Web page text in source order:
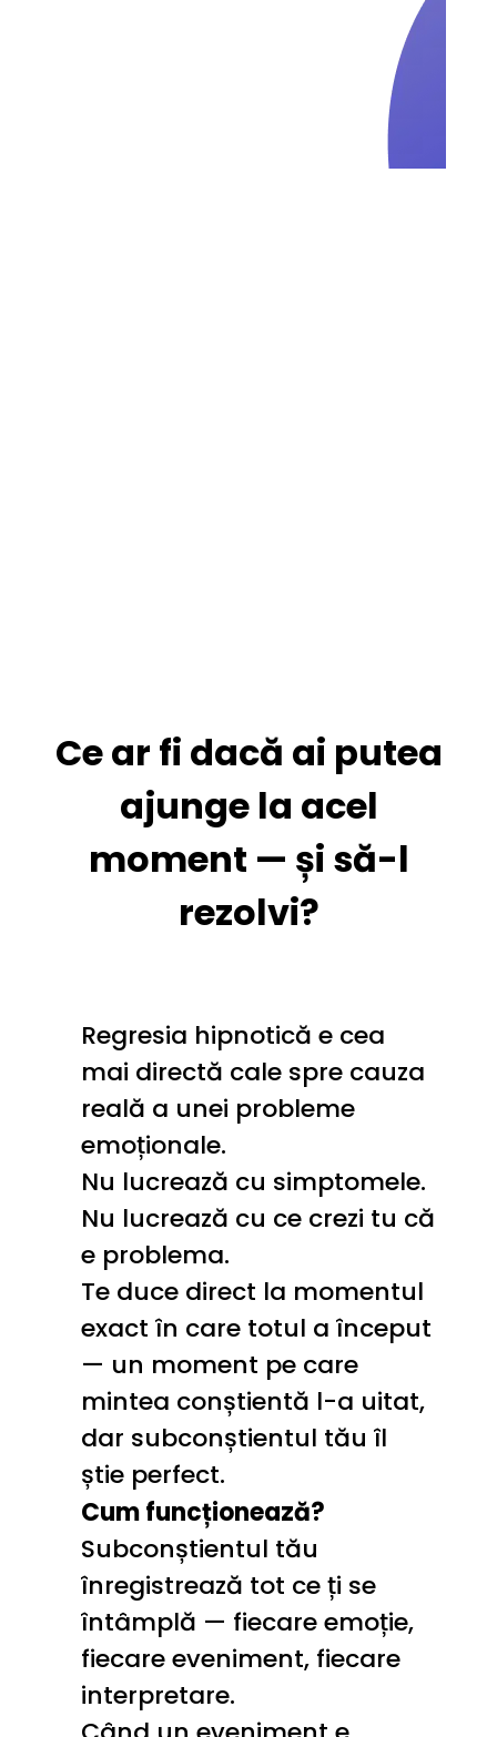
Regresia hipnotică e cea
mai directă cale spre cauza
reală a unei probleme
emoționale.
Nu lucrează cu simptomele.
Nu lucrează cu ce crezi tu că
e problema.
Te duce direct la momentul
exact în care totul a început
— un moment pe care
mintea conștientă l-a uitat,
dar subconștientul tău îl
știe perfect.
Cum funcționează?
Subconștientul tău
înregistrează tot ce ți se
întâmplă — fiecare emoție,
fiecare eveniment, fiecare
interpretare.
Ce ar fi dacă ai putea
ajunge la acel
moment — și să-l
rezolvi?